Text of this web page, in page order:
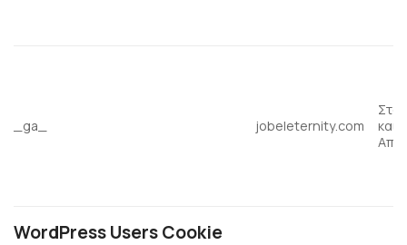
_ga_ jobeleternity.com
και
WordPress Users Cookie